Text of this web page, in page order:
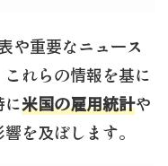
や重要なニュース
れらの情報を基に
米国の雇用統計や
を及ぼします。